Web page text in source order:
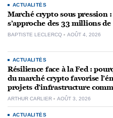
ACTUALITÉS
Marché crypto sous pression
s’approche des 33 millions
BAPTISTE LECLERCQ AOÛT 4, 2026
ACTUALITÉS
Résilience face à la Fed :
du marché crypto favorise
projets d’infrastructure
ARTHUR CARLIER AOÛT 3, 2026
ACTUALITÉS